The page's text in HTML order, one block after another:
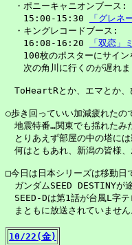
・ポニーキャニオンブース:
15:00-15:30
「グレ
・キングレコードブース:
16:08-16:20
「双恋
100枚のポスターにサイン
次の角川に行くのが遅れま
ToHeartRとか、エマとか、
○歩き回っていい加減疲れたの
地震特番…関東でも揺れたみ
とりあえず部屋の中の塔には
何はともあれ、新潟の皆様
□今日は日本シリーズは移動日
ガンダムSEED DESTINYが
SEED-Dは第1話が台風L字
まともに放送されていません
10/22(金)